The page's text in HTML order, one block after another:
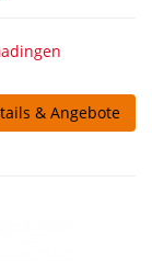
& Angebote